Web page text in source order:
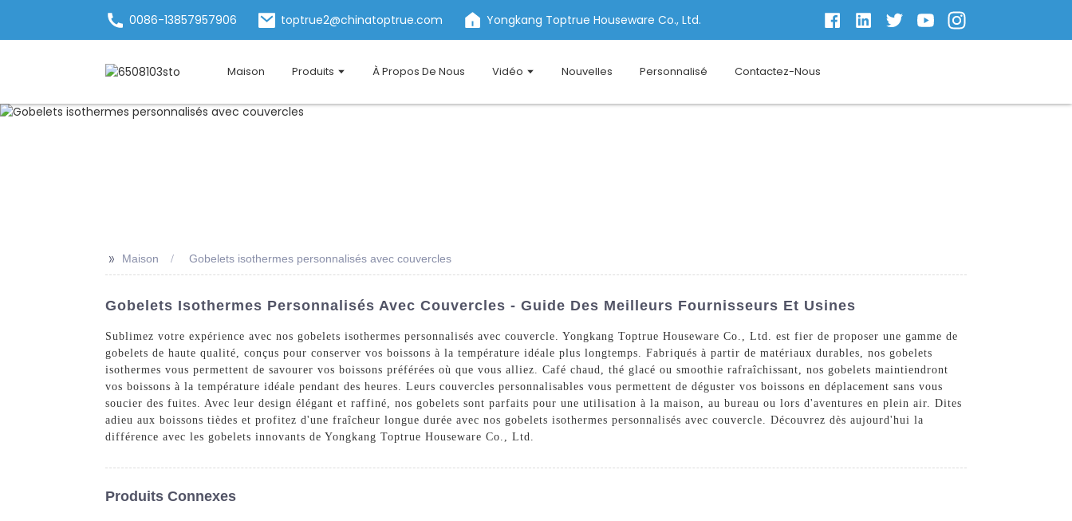
0086-13857957906 toptrue2@chinatoptrue.com Yongkang Toptrue Houseware Co., Ltd.
Maison Produits À Propos De Nous Vidéo Nouvelles Personnalisé Contactez-Nous
>> Maison Gobelets isothermes personnalisés avec couvercles
Gobelets Isothermes Personnalisés Avec Couvercles - Guide Des Meilleurs Fournisseurs Et Usines
Sublimez votre expérience avec nos gobelets isothermes personnalisés avec couvercle. Yongkang Toptrue Houseware Co., Ltd. est fier de proposer une gamme de
gobelets de haute qualité, conçus pour conserver vos boissons à la température idéale plus longtemps. Fabriqués à partir de matériaux durables, nos gobelets
isothermes vous permettent de savourer vos boissons préférées où que vous alliez. Café chaud, thé glacé ou smoothie rafraîchissant, nos gobelets maintiendront
vos boissons à la température idéale pendant des heures. Leurs couvercles personnalisables vous permettent de déguster vos boissons en déplacement sans vous
soucier des fuites. Avec leur design élégant et raffiné, nos gobelets sont parfaits pour une utilisation à la maison, au bureau ou lors d'aventures en plein air. Dites
adieu aux boissons tièdes et profitez d'une fraîcheur longue durée avec nos gobelets isothermes personnalisés avec couvercle. Découvrez dès aujourd'hui la
différence avec les gobelets innovants de Yongkang Toptrue Houseware Co., Ltd.
Produits Connexes